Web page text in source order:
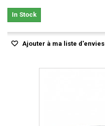
In Stock
Ajouter à ma liste d'envies